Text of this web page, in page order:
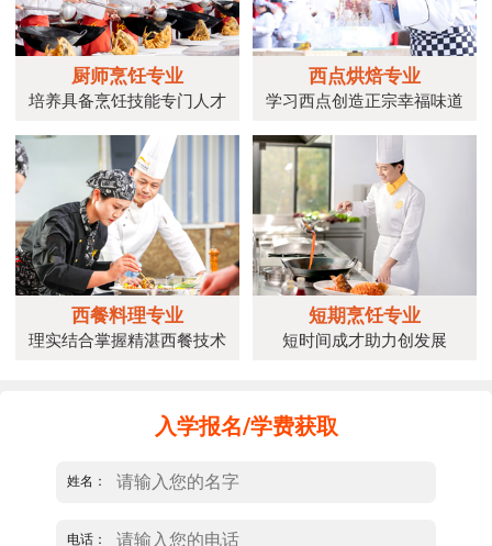
厨师烹饪专业
培养具备烹饪技能专门人才
西点烘焙专业
学习西点创造正宗幸福味道
西餐料理专业
理实结合掌握精湛西餐技术
短期烹饪专业
短时间成才助力创发展
入学报名/学费获取
姓名：
电话：